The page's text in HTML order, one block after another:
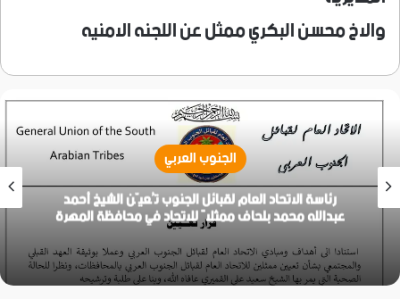
والاخ محسن البكري ممثل عن اللجنه الامنيه
الجنوب العربي
رئاسة الاتحاد العام لقبائل الجنوب تُعيّن الشيخ أحمد
عبدالله محمد بلحاف ممثلاً للاتحاد في محافظة المهرة